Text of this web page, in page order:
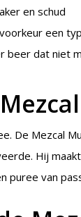
en schud
een
beer dat niet
De Mezcal
Hij
puree van